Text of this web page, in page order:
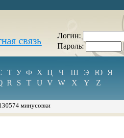
связь
Логин:
Пароль:
Т У Ф Х Ц Ч Ш Э Ю
Я
R S T U V W X Y Z
минусовки